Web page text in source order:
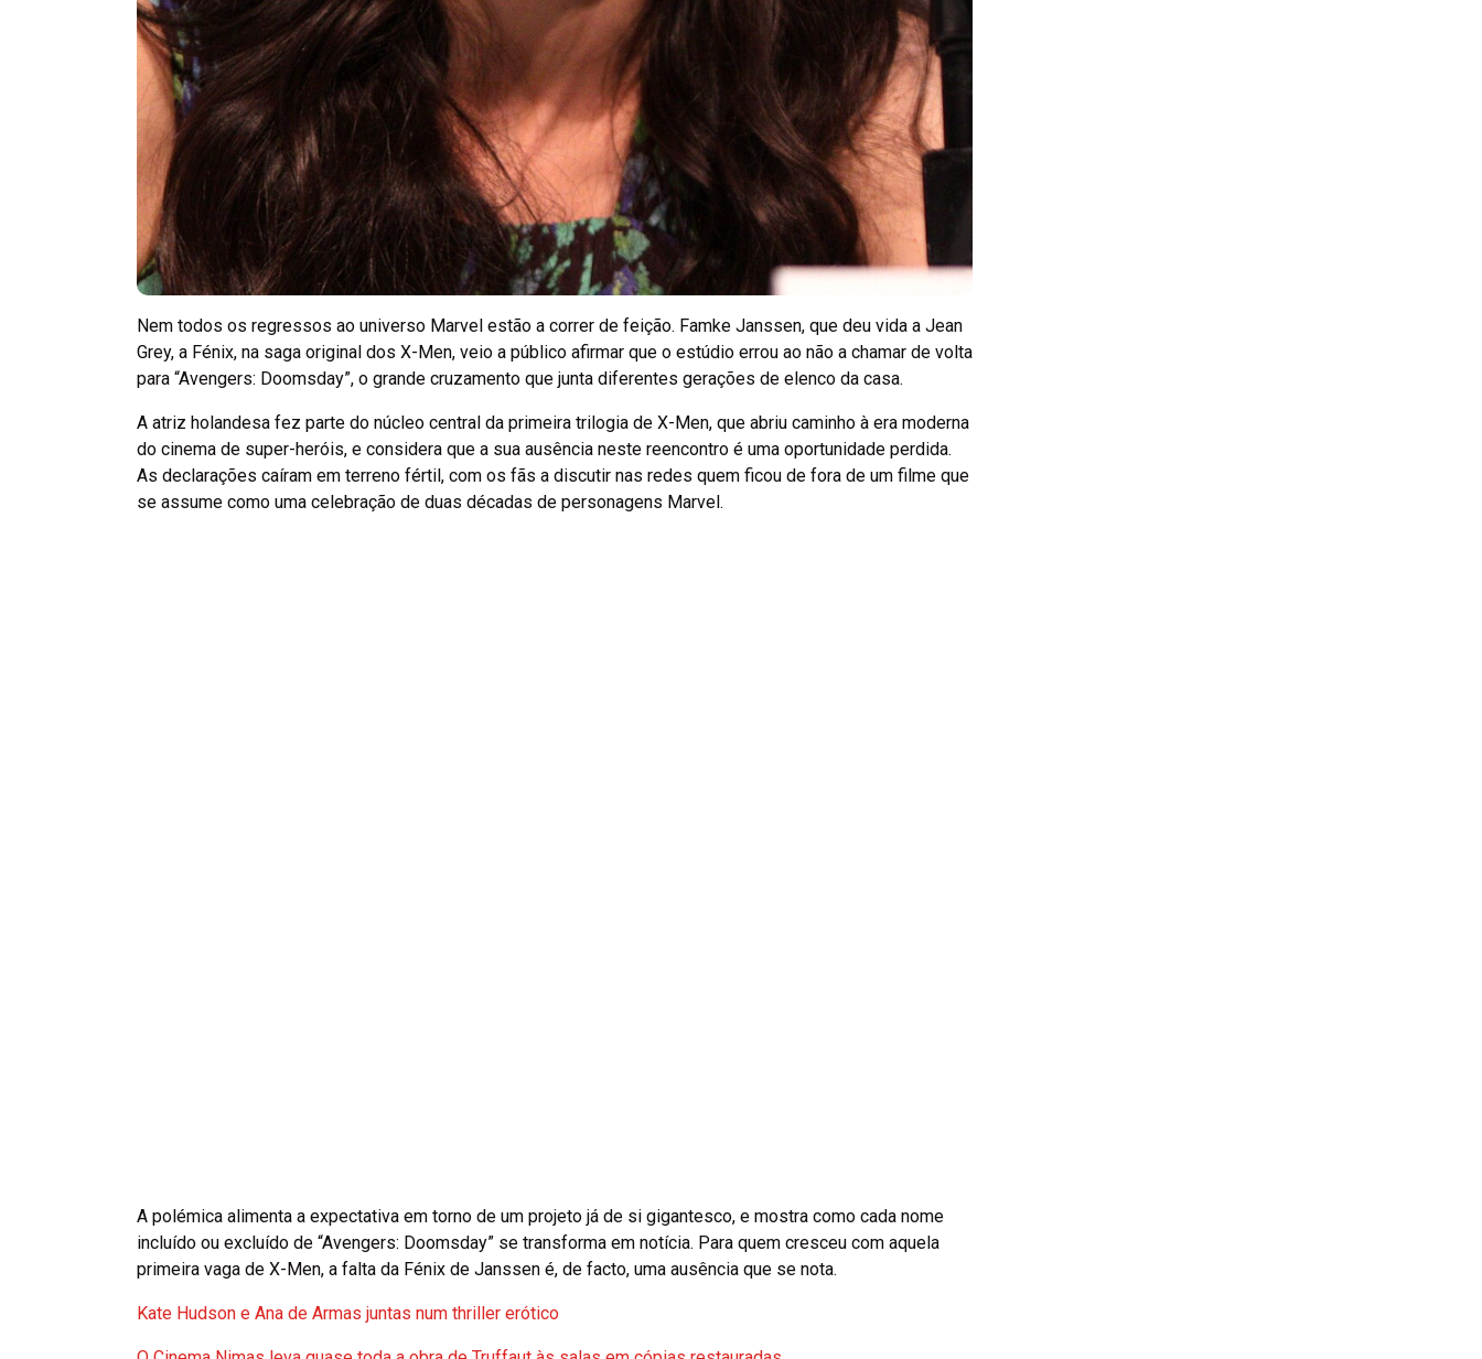
Nem todos os regressos ao universo Marvel estão a correr de feição. Famke Janssen, que deu vida a Jean
Grey, a Fénix, na saga original dos X-Men, veio a público afirmar que o estúdio errou ao não a chamar de volta
para “Avengers: Doomsday”, o grande cruzamento que junta diferentes gerações de elenco da casa.
A atriz holandesa fez parte do núcleo central da primeira trilogia de X-Men, que abriu caminho à era moderna
do cinema de super-heróis, e considera que a sua ausência neste reencontro é uma oportunidade perdida.
As declarações caíram em terreno fértil, com os fãs a discutir nas redes quem ficou de fora de um filme que
se assume como uma celebração de duas décadas de personagens Marvel.
A polémica alimenta a expectativa em torno de um projeto já de si gigantesco, e mostra como cada nome
incluído ou excluído de “Avengers: Doomsday” se transforma em notícia. Para quem cresceu com aquela
primeira vaga de X-Men, a falta da Fénix de Janssen é, de facto, uma ausência que se nota.
Kate Hudson e Ana de Armas juntas num thriller erótico